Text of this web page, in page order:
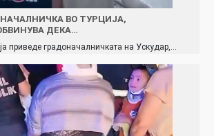
ВО ТУРЦИЈА,
ДЕКА…
приведе градоначалничката на Ускудар,…